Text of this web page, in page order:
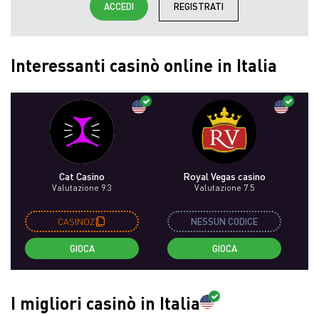
ACCEDI REGISTRATI
Interessanti casinò online in Italia
Cat Casino
Valutazione 9.3
CASINOZ
GIOCA
Royal Vegas сasino
Valutazione 7.5
NESSUN CODICE
GIOCA
I migliori casinò in Italia